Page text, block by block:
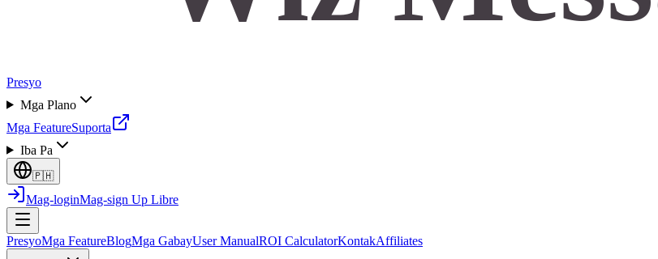
Presyo
Mga Plano
Mga FeatureSuporta
Iba Pa
🇵🇭
Mag-loginMag-sign Up Libre
PresyoMga FeatureBlogMga GabayUser ManualROI CalculatorKontakAffiliates